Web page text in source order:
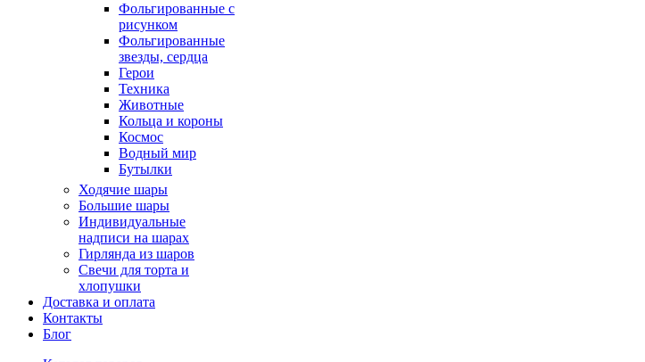
Фольгированные с
рисунком
Фольгированные
звезды, сердца
Герои
Техника
Животные
Кольца и короны
Космос
Водный мир
Бутылки
Ходячие шары
Большие шары
Индивидуальные
надписи на шарах
Гирлянда из шаров
Свечи для торта и
хлопушки
Доставка и оплата
Контакты
Блог